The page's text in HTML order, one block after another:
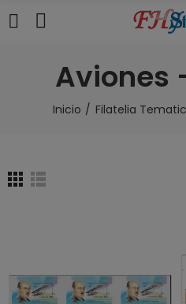
Aviones
Inicio Filatelia